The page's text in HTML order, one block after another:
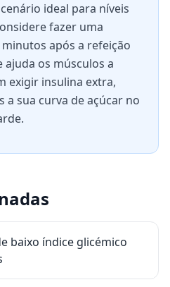
ideal para níveis
fazer uma
após a refeição
os músculos a
exigir insulina extra,
a sua curva de açúcar no
baixo índice glicémico